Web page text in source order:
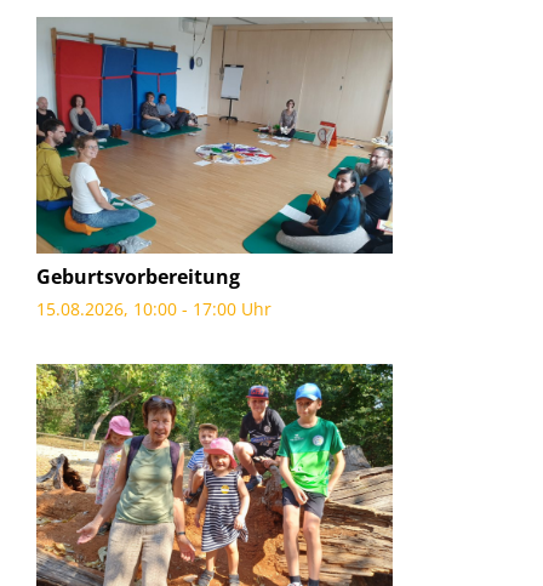
Geburtsvorbereitung
15.08.2026, 10:00 - 17:00 Uhr